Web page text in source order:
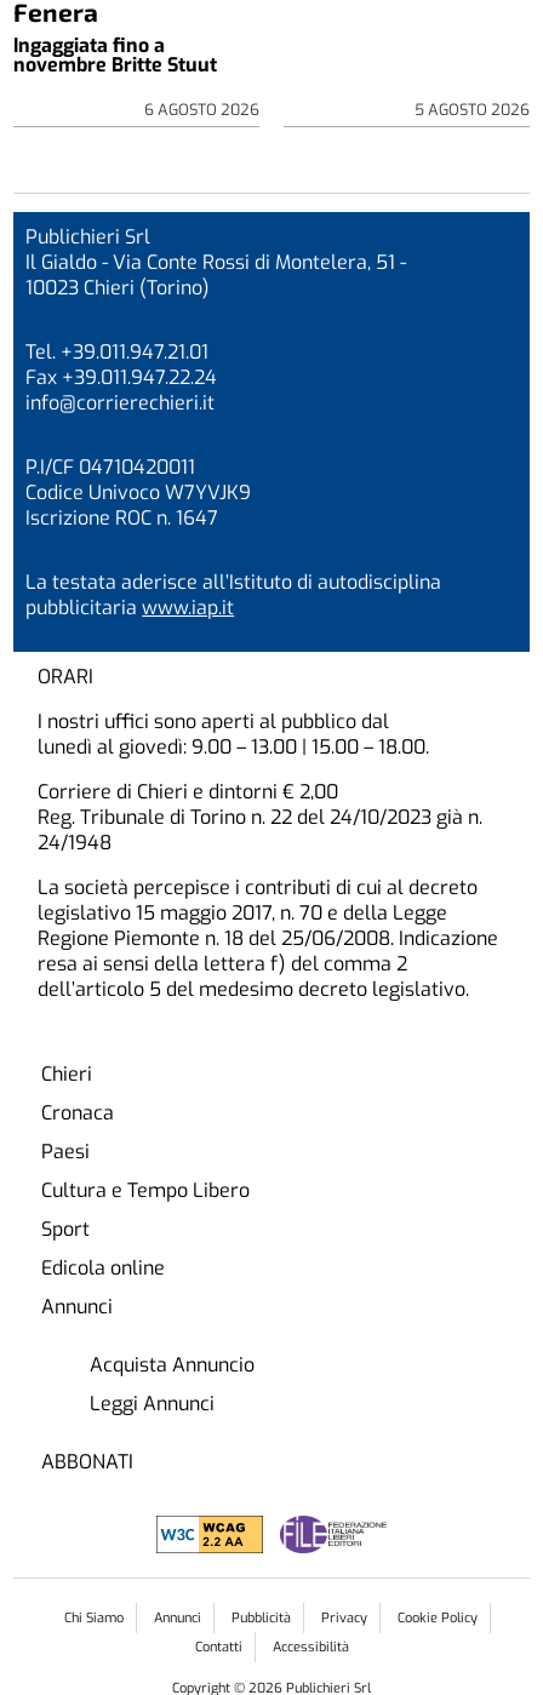
Fenera
Ingaggiata fino a
novembre Britte Stuut
6 AGOSTO 2026 5 AGOSTO 2026
Publichieri Srl
Il Gialdo - Via Conte Rossi di Montelera, 51 -
10023 Chieri (Torino)
Tel. +39.011.947.21.01
Fax +39.011.947.22.24
info@corrierechieri.it
P.I/CF 04710420011
Codice Univoco W7YVJK9
Iscrizione ROC n. 1647
La testata aderisce all’Istituto di autodisciplina
pubblicitariawww.iap.it
ORARI
I nostri uffici sono aperti al pubblico dal
lunedì al giovedì: 9.00 – 13.00 | 15.00 – 18.00.
Corriere di Chieri e dintorni € 2,00
Reg. Tribunale di Torino n. 22 del 24/10/2023 già n.
24/1948
La società percepisce i contributi di cui al decreto
legislativo 15 maggio 2017, n. 70 e della Legge
Regione Piemonte n. 18 del 25/06/2008. Indicazione
resa ai sensi della lettera f) del comma 2
dell’articolo 5 del medesimo decreto legislativo.
Chieri
Cronaca
Paesi
Cultura e Tempo Libero
Sport
Edicola online
Annunci
Acquista Annuncio
Leggi Annunci
ABBONATI
Chi Siamo Annunci Pubblicità Privacy
Cookie Policy
Contatti
Accessibilità
Copyright © 2026 Publichieri Srl